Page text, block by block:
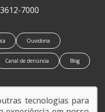
7000
Ouvidoria
Canal de denúncia Blog
tecnologias para